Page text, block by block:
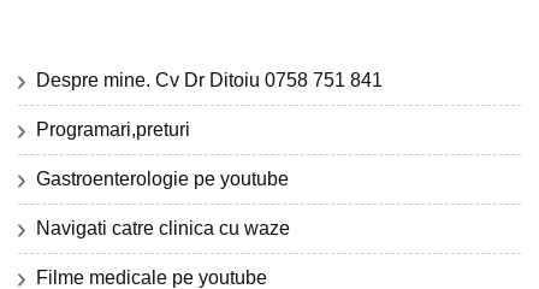
Despre mine. Cv Dr Ditoiu 0758 751 841
Programari,preturi
Gastroenterologie pe youtube
Navigati catre clinica cu waze
Filme medicale pe youtube